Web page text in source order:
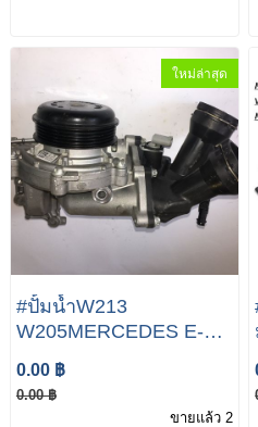
ใหม่ล่าสุด
#ปั้มน้ำW213
W205MERCEDES E-
S213 ESTATE / WATER
PUMP - A6542010010
0.00 ฿
0.00 ฿
ขายแล้ว 2